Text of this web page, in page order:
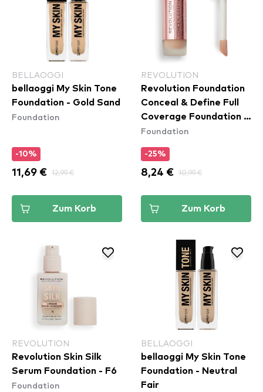
BELLAOGGI
bellaoggi My Skin Tone
Foundation - Gold Sand
Foundation
-10%
11,69 € 12,99 €
Zum Korb
REVOLUTION
Revolution Foundation
Conceal & Define Full
Coverage Foundation -
F7
Foundation
-25%
8,24 € 10,99 €
Zum Korb
REVOLUTION
Revolution Skin Silk
Serum Foundation - F6
Foundation
BELLAOGGI
bellaoggi My Skin Tone
Foundation - Neutral
Fair